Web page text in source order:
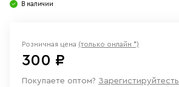
В наличии
Розничная цена (только онлайн *)
300 ₽
Покупаете оптом? Зарегистируйтесть